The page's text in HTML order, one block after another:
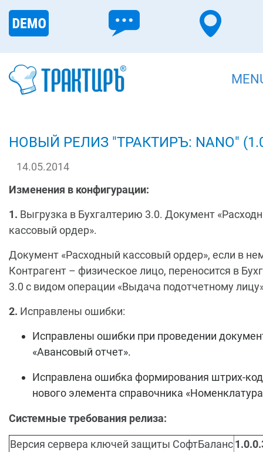
НОВЫЙ РЕЛИЗ "ТРАКТИРЪ: NANO"
14.05.2014
Изменения в конфигурации:
1. Выгрузка в Бухгалтерию 3.0. Документ
кассовый ордер».
Документ «Расходный кассовый ордер», если в
Контрагент – физическое лицо, переносится в
3.0 с видом операции «Выдача подотчетному
2. Исправлены ошибки:
Исправлены ошибки при проведении
«Авансовый отчет».
Исправлена ошибка формирования штрих-
нового элемента справочника
Системные требования релиза:
Версия сервера ключей защиты СофтБаланс